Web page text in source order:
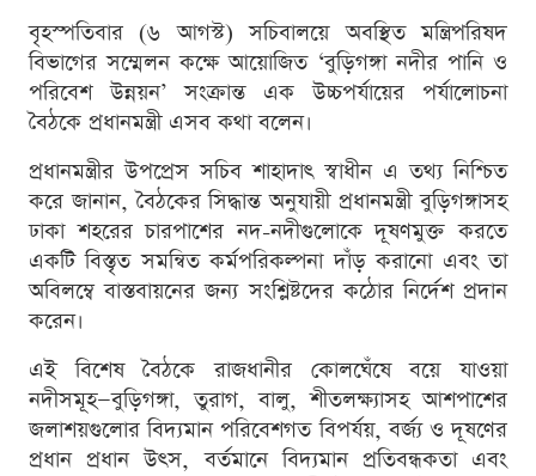
বৃহস্পতিবার (৬ আগস্ট) সচিবালয়ে অবস্থিত মন্ত্রিপরিষদ
বিভাগের সম্মেলন কক্ষে আয়োজিত ‘বুড়িগঙ্গা নদীর পানি ও
পরিবেশ উন্নয়ন’ সংক্রান্ত এক উচ্চপর্যায়ের পর্যালোচনা
বৈঠকে প্রধানমন্ত্রী এসব কথা বলেন।
প্রধানমন্ত্রীর উপপ্রেস সচিব শাহাদাৎ স্বাধীন এ তথ্য নিশ্চিত
করে জানান, বৈঠকের সিদ্ধান্ত অনুযায়ী প্রধানমন্ত্রী বুড়িগঙ্গাসহ
ঢাকা শহরের চারপাশের নদ-নদীগুলোকে দূষণমুক্ত করতে
একটি বিস্তৃত সমন্বিত কর্মপরিকল্পনা দাঁড় করানো এবং তা
অবিলম্বে বাস্তবায়নের জন্য সংশ্লিষ্টদের কঠোর নির্দেশ প্রদান
করেন।
এই বিশেষ বৈঠকে রাজধানীর কোলঘেঁষে বয়ে যাওয়া
নদীসমূহ—বুড়িগঙ্গা, তুরাগ, বালু, শীতলক্ষ্যাসহ আশপাশের
জলাশয়গুলোর বিদ্যমান পরিবেশগত বিপর্যয়, বর্জ্য ও দূষণের
প্রধান প্রধান উৎস, বর্তমানে বিদ্যমান প্রতিবন্ধকতা এবং